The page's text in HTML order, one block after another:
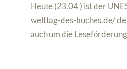
Heute (23.04.) ist der
welttag-des-buches.de/
auch um die